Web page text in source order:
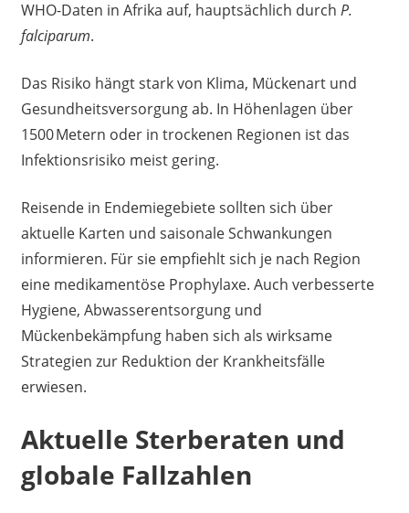
WHO-Daten in Afrika auf, hauptsächlich durch P.
falciparum.
Das Risiko hängt stark von Klima, Mückenart und
Gesundheitsversorgung ab. In Höhenlagen über
1500 Metern oder in trockenen Regionen ist das
Infektionsrisiko meist gering.
Reisende in Endemiegebiete sollten sich über
aktuelle Karten und saisonale Schwankungen
informieren. Für sie empfiehlt sich je nach Region
eine medikamentöse Prophylaxe. Auch verbesserte
Hygiene, Abwasserentsorgung und
Mückenbekämpfung haben sich als wirksame
Strategien zur Reduktion der Krankheitsfälle
erwiesen.
Aktuelle Sterberaten und
globale Fallzahlen